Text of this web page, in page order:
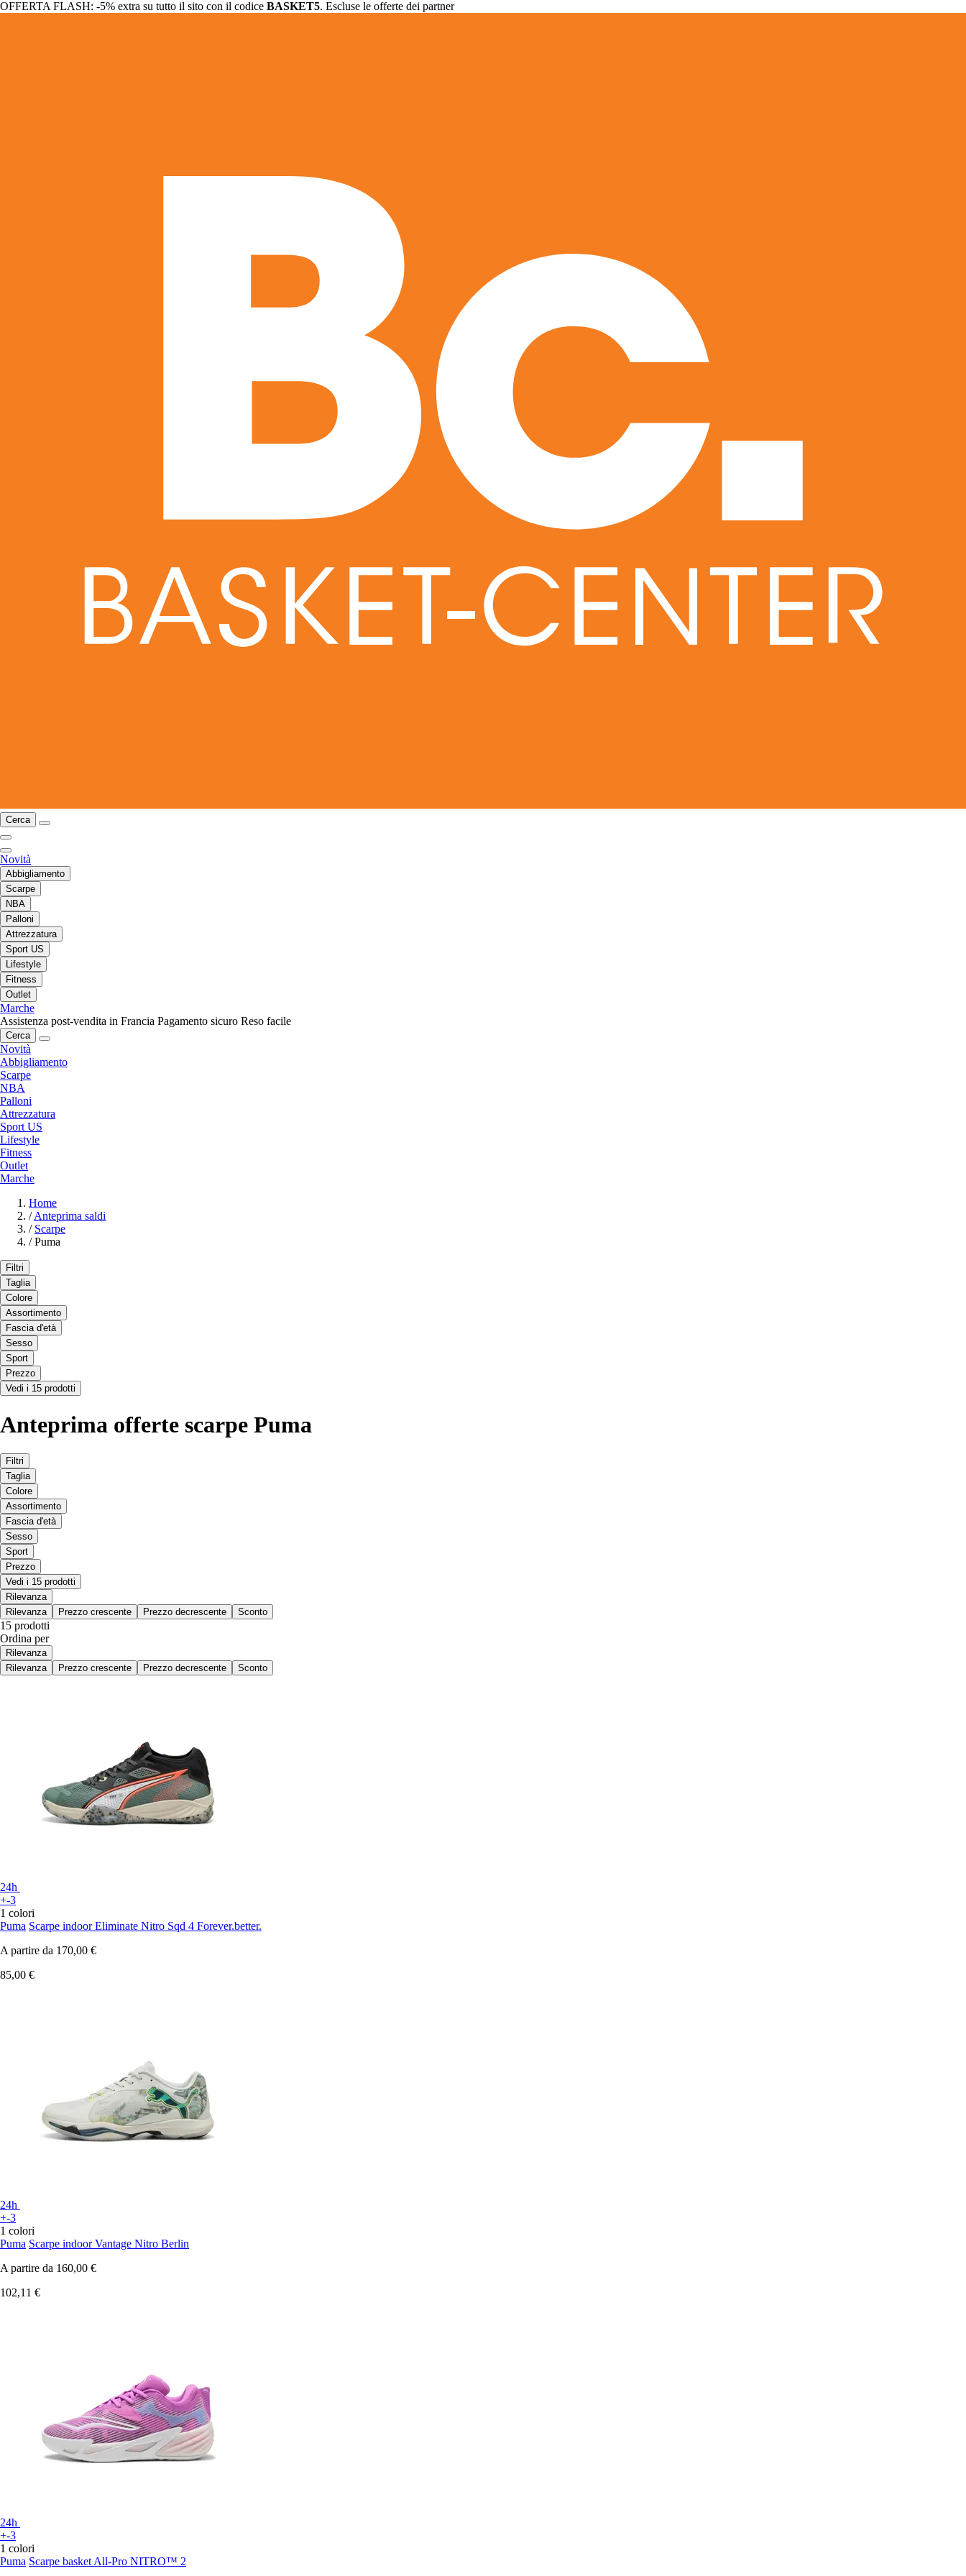
OFFERTA FLASH: -5% extra su tutto il sito con il codice BASKET5. Escluse le offerte dei partner
Cerca
Novità
Abbigliamento
Scarpe
NBA
Palloni
Attrezzatura
Sport US
Lifestyle
Fitness
Outlet
Marche
Assistenza post-vendita in Francia Pagamento sicuro Reso facile
Cerca
Novità
Abbigliamento
Scarpe
NBA
Palloni
Attrezzatura
Sport US
Lifestyle
Fitness
Outlet
Marche
Home
/Anteprima saldi
/ Scarpe
/ Puma
Filtri
Taglia
Colore
Assortimento
Fascia d'età
Sesso
Sport
Prezzo
Vedi i 15 prodotti
Anteprima offerte scarpe Puma
Filtri
Taglia
Colore
Assortimento
Fascia d'età
Sesso
Sport
Prezzo
Vedi i 15 prodotti
Rilevanza
Rilevanza
Prezzo crescente Prezzo decrescente Sconto
15 prodotti
Ordina per
Rilevanza
Rilevanza
Prezzo crescente Prezzo decrescente Sconto
24h
+-3
1 colori
Puma Scarpe indoor Eliminate Nitro Sqd 4 Forever.better.
A partire da 170,00 €
85,00 €
24h
+-3
1 colori
Puma Scarpe indoor Vantage Nitro Berlin
A partire da 160,00 €
102,11 €
24h
+-3
1 colori
Puma Scarpe basket All-Pro NITRO™ 2